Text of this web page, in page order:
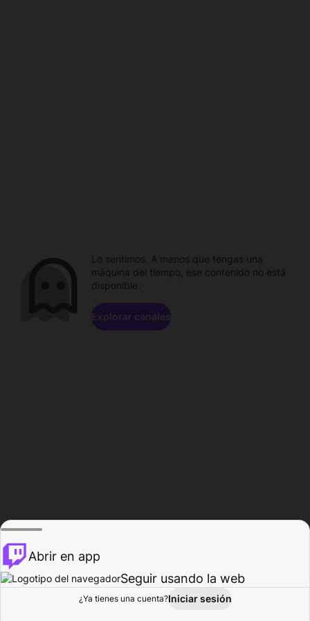
Explorar Actividad
Lo sentimos. A menos que tengas una
máquina del tiempo, ese contenido no está
disponible.
Explorar canales
Abrir en app
Seguir usando la web
¿Ya tienes una cuenta?Iniciar sesión